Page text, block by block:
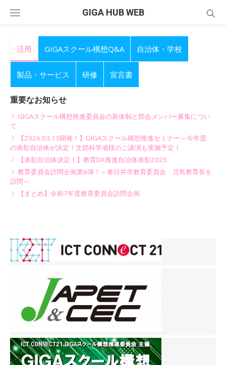
GIGA HUB WEB
活用 GIGAスクール構想Q&A 自治体・学校
製品・サービス 研修 宣言書
重要なお知らせ
GIGAスクール構想推進委員会の新体制と部会メンバー募集につい
て
【2026.03.13開催！】GIGAスクール構想推進セミナー～今年度
の表彰自治体が決定！文部科学省様のご講演も実施予定！
【表彰自治体決定！】教育DX推進自治体表彰2025
教育委員会訪問企画第6弾！～春日井市教育委員会 児島教育長を
訪問～
【まとめ】令和7年度教育委員会訪問企画